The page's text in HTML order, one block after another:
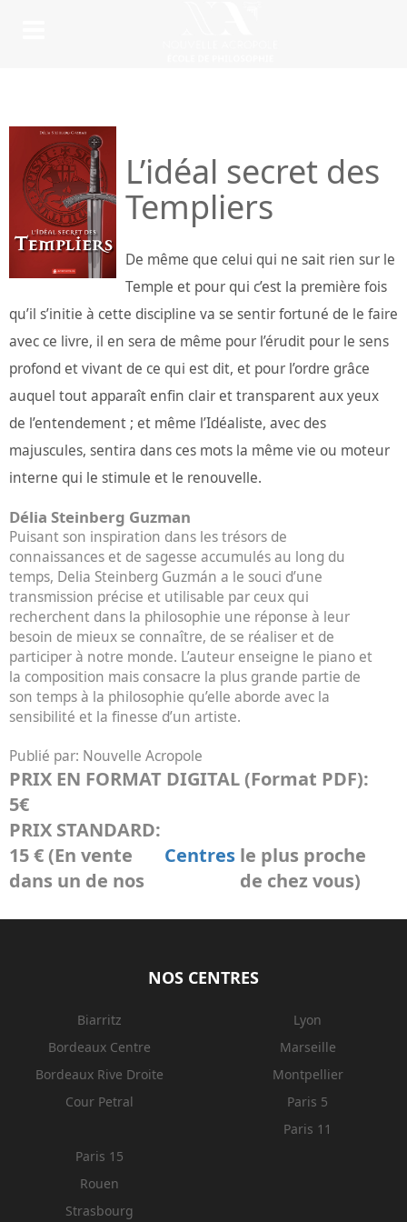
L’idéal secret des
Templiers
De même que celui qui ne sait rien sur le
Temple et pour qui c’est la première fois
qu’il s’initie à cette discipline va se sentir fortuné de le faire
avec ce livre, il en sera de même pour l’érudit pour le sens
profond et vivant de ce qui est dit, et pour l’ordre grâce
auquel tout apparaît enfin clair et transparent aux yeux
de l’entendement ; et même l’Idéaliste, avec des
majuscules, sentira dans ces mots la même vie ou moteur
interne qui le stimule et le renouvelle.
Délia Steinberg Guzman
Puisant son inspiration dans les trésors de
connaissances et de sagesse accumulés au long du
temps, Delia Steinberg Guzmán a le souci d’une
transmission précise et utilisable par ceux qui
recherchent dans la philosophie une réponse à leur
besoin de mieux se connaître, de se réaliser et de
participer à notre monde. L’auteur enseigne le piano et
la composition mais consacre la plus grande partie de
son temps à la philosophie qu’elle aborde avec la
sensibilité et la finesse d’un artiste.
Publié par: Nouvelle Acropole
PRIX EN FORMAT DIGITAL (Format PDF):
5€
PRIX STANDARD:
15 € (En vente
dans un de nos
Centres le plus proche
de chez vous)
NOS CENTRES
Biarritz
Bordeaux Centre
Bordeaux Rive Droite
Cour Petral
Lyon
Marseille
Montpellier
Paris 5
Paris 11
Paris 15
Rouen
Strasbourg